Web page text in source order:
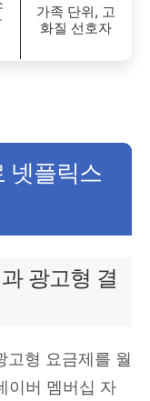
가족 단위, 고
화질 선호자
넷플릭스
광고형 결
고형 요금제를 월
이버 멤버십 자